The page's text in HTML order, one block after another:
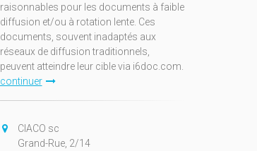
raisonnables pour les documents à faible
diffusion et/ou à rotation lente. Ces
documents, souvent inadaptés aux
réseaux de diffusion traditionnels,
peuvent atteindre leur cible via i6doc.com.
continuer
CIACO sc
Grand-Rue, 2/14